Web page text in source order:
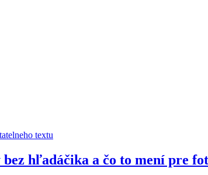
hľadáčika a čo to mení pre